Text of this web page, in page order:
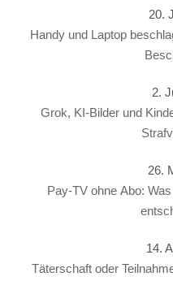
20.
Handy und Laptop
2.
Grok, KI-Bilder und
26.
Pay-TV ohne Abo:
14.
Täterschaft oder